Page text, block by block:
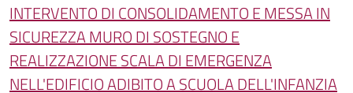
INTERVENTO DI CONSOLIDAMENTO E MESSA IN
SICUREZZA MURO DI SOSTEGNO E
REALIZZAZIONE SCALA DI EMERGENZA
NELL'EDIFICIO ADIBITO A SCUOLA DELL'INFANZIA